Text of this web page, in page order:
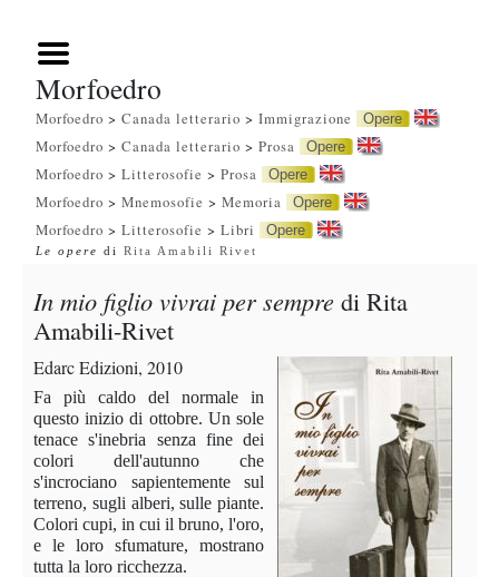
Morfoedro
Morfoedro > Canada letterario > Immigrazione Opere
Morfoedro > Canada letterario > Prosa Opere
Morfoedro > Litterosofie > Prosa Opere
Morfoedro > Mnemosofie > Memoria Opere
Morfoedro > Litterosofie > Libri Opere
Le opere di Rita Amabili Rivet
In mio figlio vivrai per sempre di Rita
Amabili-Rivet
Edarc Edizioni, 2010
Fa più caldo del normale in
questo inizio di ottobre. Un sole
tenace s'inebria senza fine dei
colori dell'autunno che
s'incrociano sapientemente sul
terreno, sugli alberi, sulle piante.
Colori cupi, in cui il bruno, l'oro,
e le loro sfumature, mostrano
tutta la loro ricchezza.